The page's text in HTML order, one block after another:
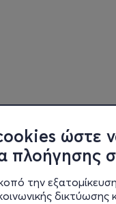
ώστε
πλοήγησης
την